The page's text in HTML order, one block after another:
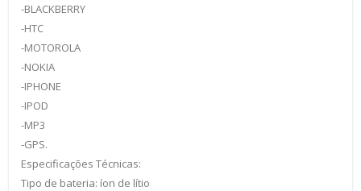
-BLACKBERRY
-HTC
-MOTOROLA
-NOKIA
-IPHONE
-IPOD
-MP3
-GPS.
Especificações Técnicas:
Tipo de bateria: íon de lítio